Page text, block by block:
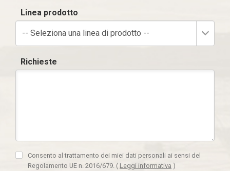
Linea prodotto
-- Seleziona una linea di prodotto --
Richieste
Consento al trattamento dei miei dati personali ai sensi del
Regolamento UE n. 2016/679. ( Leggi informativa )